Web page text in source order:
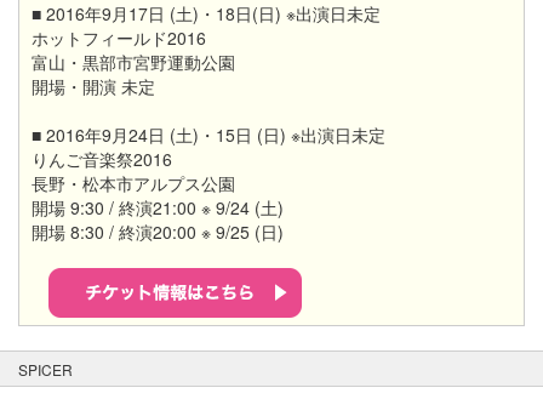
■ 2016年9月17日 (土)・18日(日) ※出演日未定
ホットフィールド2016
富山・黒部市宮野運動公園
開場・開演 未定
■ 2016年9月24日 (土)・15日 (日) ※出演日未定
りんご音楽祭2016
長野・松本市アルプス公園
開場 9:30 / 終演21:00 ※ 9/24 (土)
開場 8:30 / 終演20:00 ※ 9/25 (日)
SPICER